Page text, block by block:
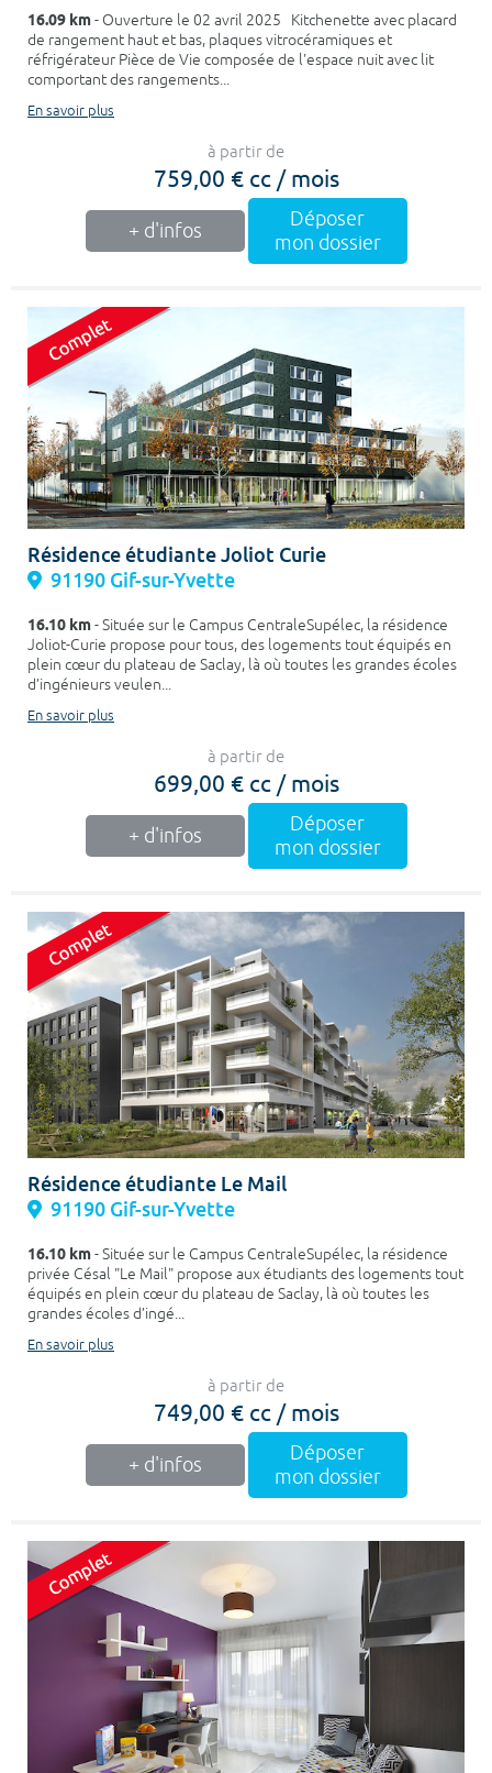
16.09 km- Ouverture le 02 avril 2025 Kitchenette avec placard
de rangement haut et bas, plaques vitrocéramiques et
réfrigérateur Pièce de Vie composée de l'espace nuit avec lit
comportant des rangements...
En savoir plus
à partir de
759,00 € cc / mois
+ d'infos
Déposer
mon dossier
Résidence étudiante Joliot Curie
91190 Gif-sur-Yvette
16.10 km- Située sur le Campus CentraleSupélec, la résidence
Joliot-Curie propose pour tous, des logements tout équipés en
plein cœur du plateau de Saclay, là où toutes les grandes écoles
d’ingénieurs veulen...
En savoir plus
à partir de
699,00 € cc / mois
+ d'infos
Déposer
mon dossier
Résidence étudiante Le Mail
91190 Gif-sur-Yvette
16.10 km- Située sur le Campus CentraleSupélec, la résidence
privée Césal "Le Mail" propose aux étudiants des logements tout
équipés en plein cœur du plateau de Saclay, là où toutes les
grandes écoles d’ingé...
En savoir plus
à partir de
749,00 € cc / mois
+ d'infos
Déposer
mon dossier